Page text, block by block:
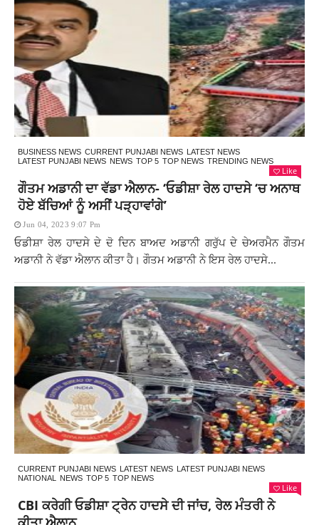
BUSINESS NEWS CURRENT PUNJABI NEWS LATEST NEWS
LATEST PUNJABI NEWS NEWS TOP 5 TOP NEWS TRENDING NEWS
Like
ਗੌਤਮ ਅਡਾਨੀ ਦਾ ਵੱਡਾ ਐਲਾਨ- ‘ਓਡੀਸ਼ਾ ਰੇਲ ਹਾਦਸੇ ‘ਚ ਅਨਾਥ
ਹੋਏ ਬੱਚਿਆਂ ਨੂੰ ਅਸੀਂ ਪੜ੍ਹਾਵਾਂਗੇ’
Jun 04, 2023 9:07 Pm
ਓਡੀਸ਼ਾ ਰੇਲ ਹਾਦਸੇ ਦੇ ਦੋ ਦਿਨ ਬਾਅਦ ਅਡਾਨੀ ਗਰੁੱਪ ਦੇ ਚੇਅਰਮੈਨ ਗੌਤਮ
ਅਡਾਨੀ ਨੇ ਵੱਡਾ ਐਲਾਨ ਕੀਤਾ ਹੈ। ਗੌਤਮ ਅਡਾਨੀ ਨੇ ਇਸ ਰੇਲ ਹਾਦਸੇ...
CURRENT PUNJABI NEWS LATEST NEWS LATEST PUNJABI NEWS
NATIONAL
NEWS TOP 5 TOP NEWS
Like
CBI ਕਰੇਗੀ ਓਡੀਸ਼ਾ ਟ੍ਰੇਨ ਹਾਦਸੇ ਦੀ ਜਾਂਚ, ਰੇਲ ਮੰਤਰੀ ਨੇ